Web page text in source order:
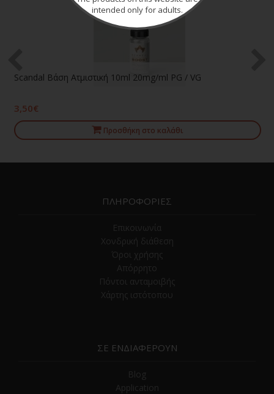
Scandal Βάση Ατμιστική 10ml 20mg/ml PG / VG
3,50€
Προσθήκη στο καλάθι
ΠΛΗΡΟΦΟΡΙΕΣ
Επικοινωνία
Χονδρική διάθεση
Όροι χρήσης
Απόρρητο
Πόντοι ανταμοιβής
Χάρτης ιστότοπου
ΣΕ ΕΝΔΙΑΦΕΡΟΥΝ
Blog
Application
intended only for adults.